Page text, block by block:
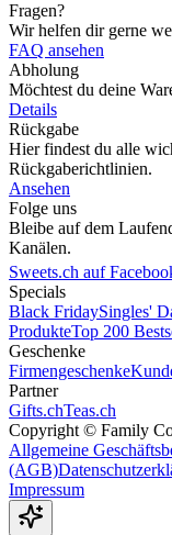
Fragen?
Wir helfen dir gerne
FAQ ansehen
Abholung
Möchtest du deine
Details
Rückgabe
Hier findest du alle
Rückgaberichtlinien.
Ansehen
Folge uns
Bleibe auf dem
Kanälen.
Sweets.ch auf
Specials
Black FridaySingles'
ProdukteTop 200
Geschenke
Firmengeschenke
Partner
Gifts.chTeas.ch
Copyright © Family
Allgemeine
(AGB)
Impressum